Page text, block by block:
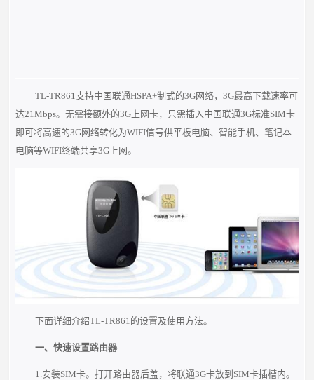
TL-TR861支持中国联通HSPA+制式的3G网络，3G最高下载速率可
达21Mbps。无需接额外的3G上网卡，只需插入中国联通3G标准SIM卡
即可将高速的3G网络转化为WIFI信号供平板电脑、智能手机、笔记本
电脑等WIFI终端共享3G上网。
下面详细介绍TL-TR861的设置及使用方法。
一、快速设置路由器
1.安装SIM卡。打开路由器后盖，将联通3G卡放到SIM卡插槽内。